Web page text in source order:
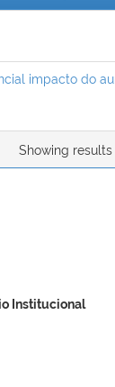
impacto do
Showing results
Institucional